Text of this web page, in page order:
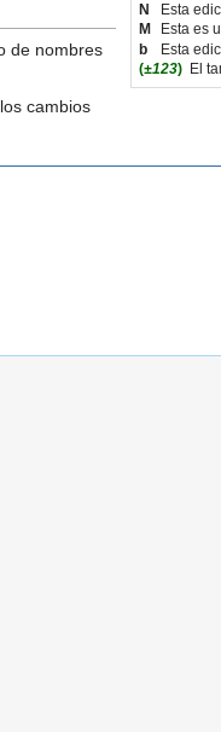
N
Esta
M
Esta es
b
Esta
(±123) El
de nombres
cambios